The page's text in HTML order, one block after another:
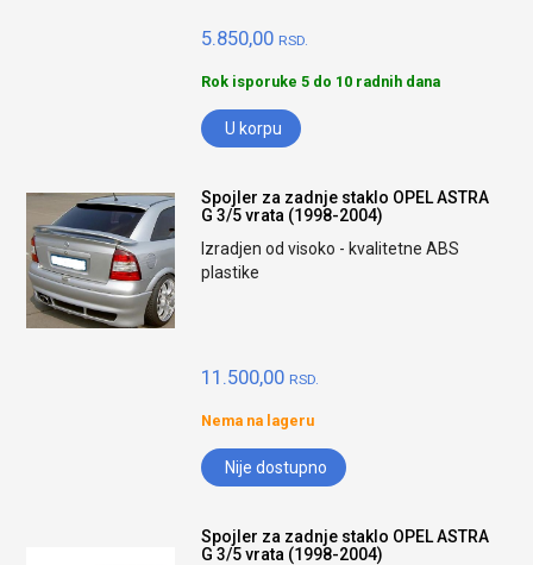
5.850,00 RSD.
Rok isporuke 5 do 10 radnih dana
U korpu
Spojler za zadnje staklo OPEL ASTRA
G 3/5 vrata (1998-2004)
Izradjen od visoko - kvalitetne ABS
plastike
11.500,00 RSD.
Nema na lageru
Nije dostupno
Spojler za zadnje staklo OPEL ASTRA
G 3/5 vrata (1998-2004)